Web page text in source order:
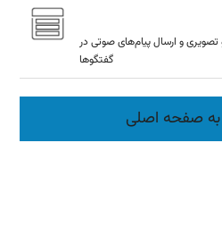
و ارسال پیام‌های صوتی در
گفتگوها
صفحه اصلی